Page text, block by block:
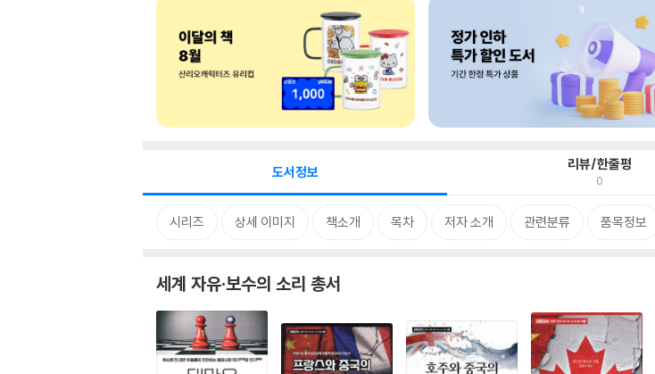
도서정보 리뷰/한줄평
0
시리즈 상세 이미지 책소개 목차 저자 소개 관련분류 품목정보
세계 자유·보수의 소리 총서